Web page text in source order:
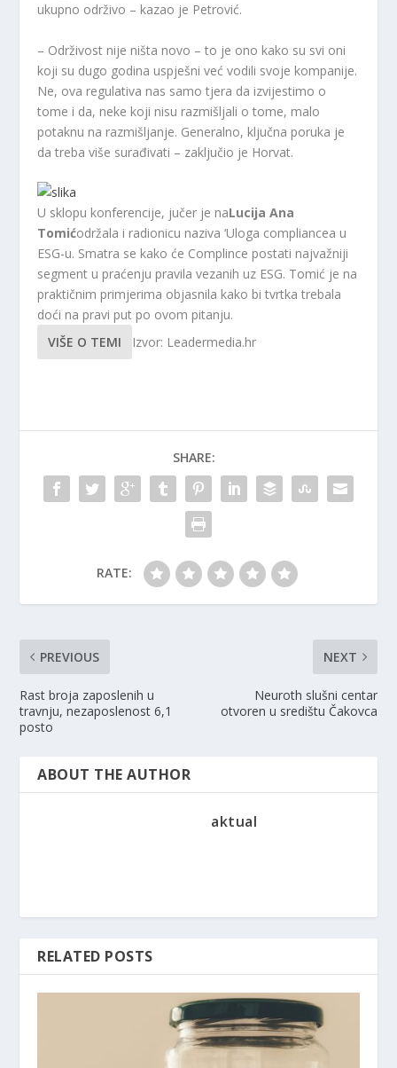
ukupno održivo – kazao je Petrović.
– Održivost nije ništa novo – to je ono kako su svi oni
koji su dugo godina uspješni već vodili svoje kompanije.
Ne, ova regulativa nas samo tjera da izvijestimo o
tome i da, neke koji nisu razmišljali o tome, malo
potaknu na razmišljanje. Generalno, ključna poruka je
da treba više surađivati ​​– zaključio je Horvat.
U sklopu konferencije, jučer je naLucija Ana
Tomićodržala i radionicu naziva ‘Uloga compliancea u
ESG-u. Smatra se kako će Complince postati najvažniji
segment u praćenju pravila vezanih uz ESG. Tomić je na
praktičnim primjerima objasnila kako bi tvrtka trebala
doći na pravi put po ovom pitanju.
VIŠE O TEMI
Izvor: Leadermedia.hr
SHARE:
RATE:
PREVIOUS
Rast broja zaposlenih u
travnju, nezaposlenost 6,1
posto
NEXT
Neuroth slušni centar
otvoren u središtu Čakovca
ABOUT THE AUTHOR
aktual
RELATED POSTS